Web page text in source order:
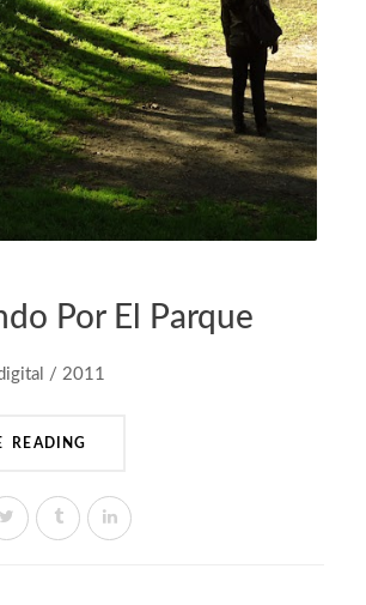
Por El Parque
/ 2011
READING